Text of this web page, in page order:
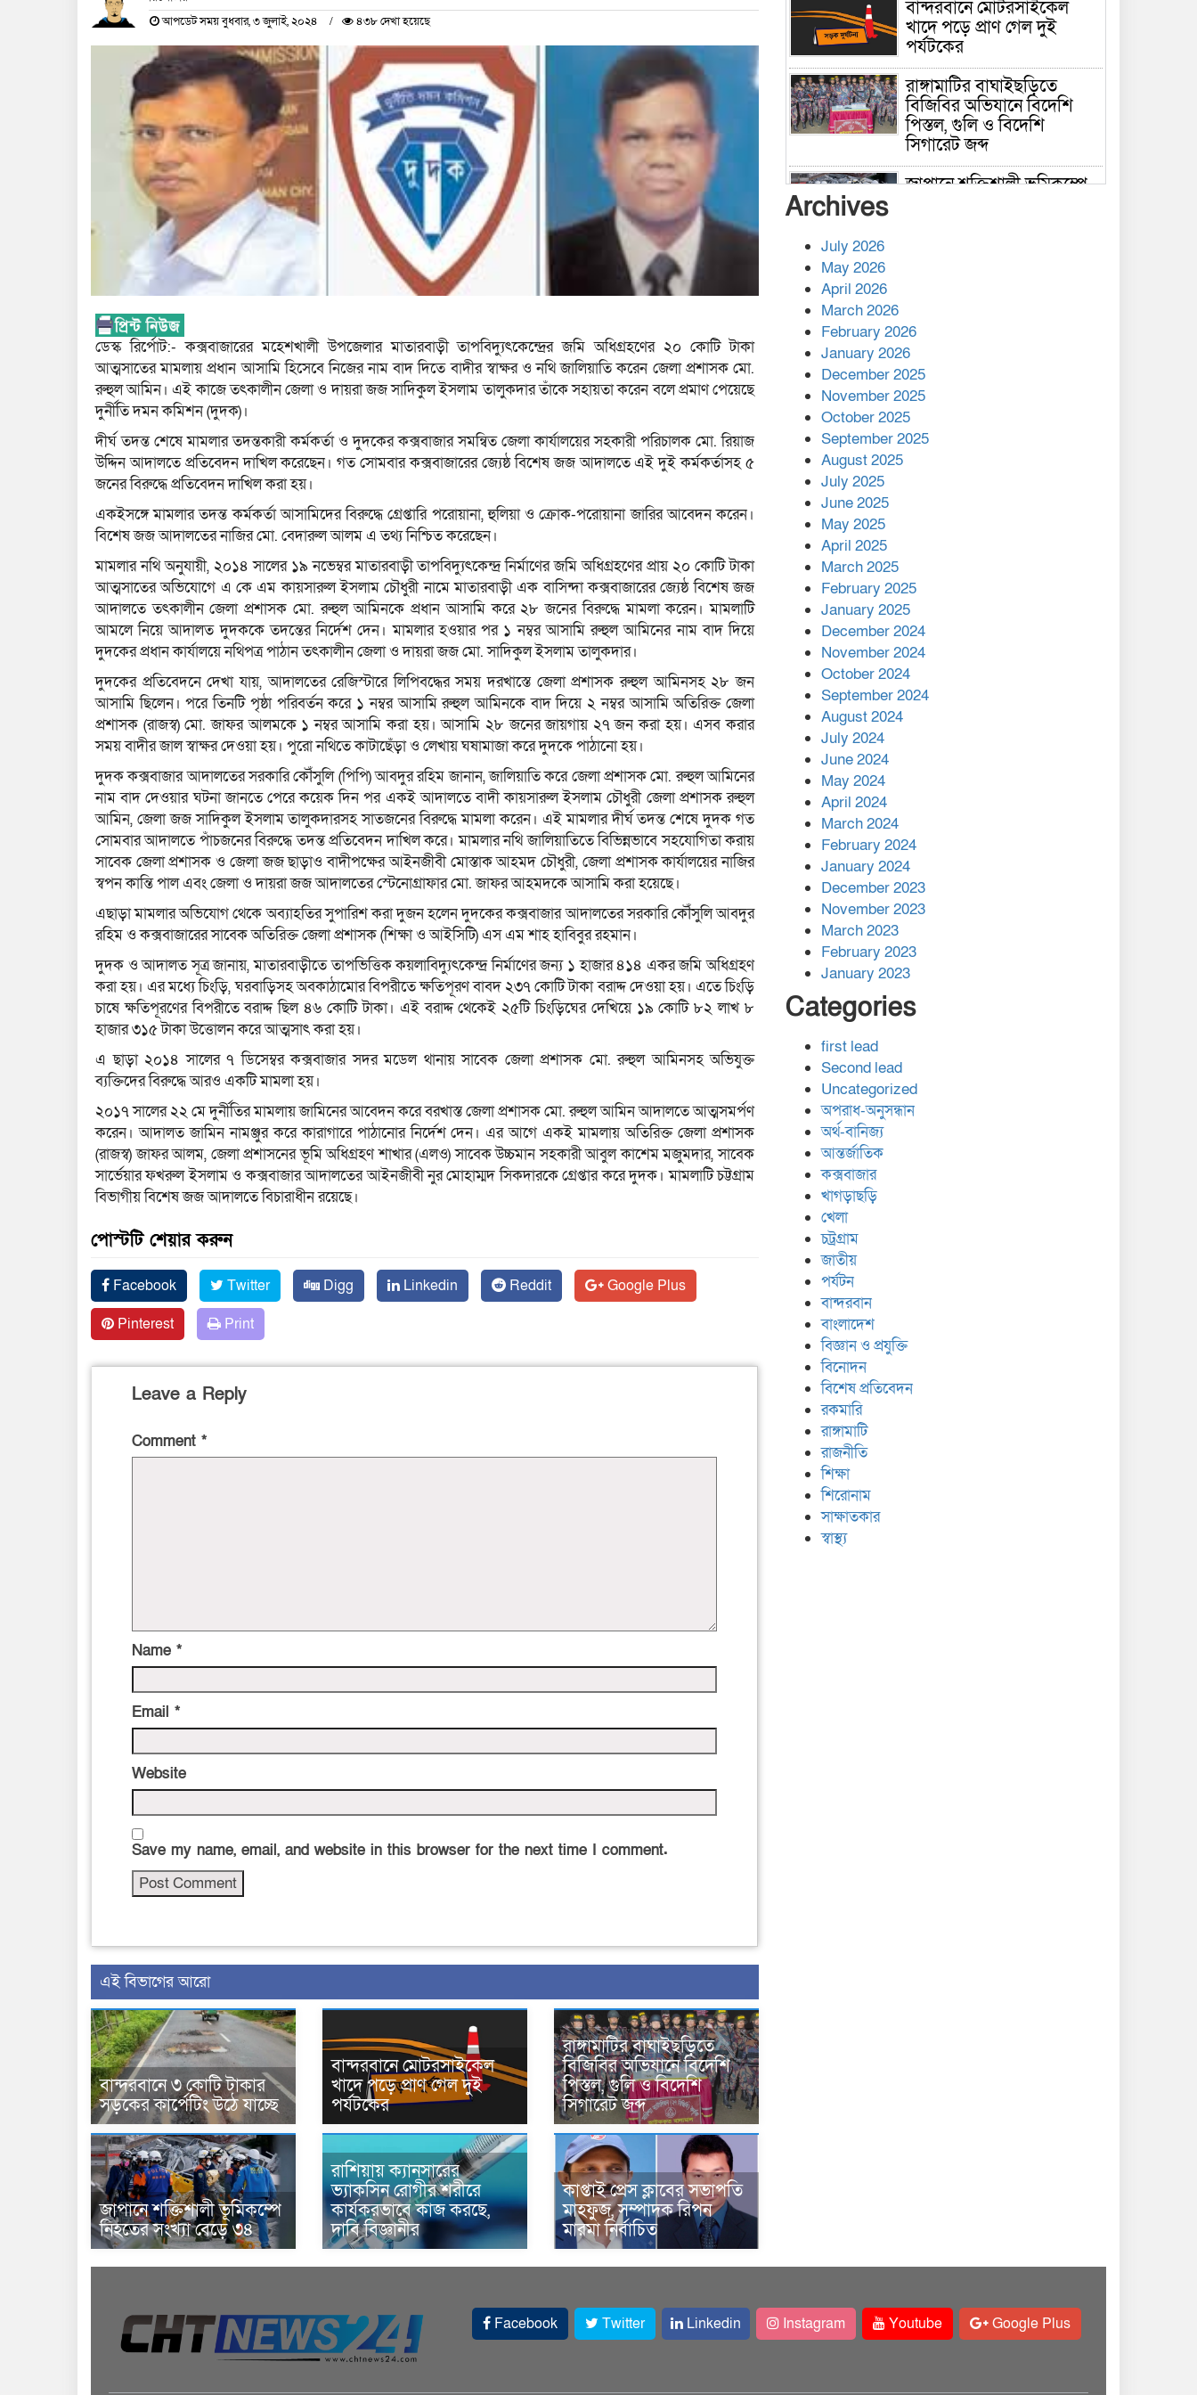
আপডেট সময় বুধবার, ৩ জুলাই, ২০২৪ ৪৩৮ দেখা হয়েছে
ডেস্ক রির্পোট:- কক্সবাজারের মহেশখালী উপজেলার মাতারবাড়ী তাপবিদ্যুৎকেন্দ্রের জমি অধিগ্রহণের ২০ কোটি টাকা
আত্মসাতের মামলায় প্রধান আসামি হিসেবে নিজের নাম বাদ দিতে বাদীর স্বাক্ষর ও নথি জালিয়াতি করেন জেলা প্রশাসক মো.
রুহুল আমিন। এই কাজে তৎকালীন জেলা ও দায়রা জজ সাদিকুল ইসলাম তালুকদার তাঁকে সহায়তা করেন বলে প্রমাণ পেয়েছে
দুর্নীতি দমন কমিশন (দুদক)।
দীর্ঘ তদন্ত শেষে মামলার তদন্তকারী কর্মকর্তা ও দুদকের কক্সবাজার সমন্বিত জেলা কার্যালয়ের সহকারী পরিচালক মো. রিয়াজ
উদ্দিন আদালতে প্রতিবেদন দাখিল করেছেন। গত সোমবার কক্সবাজারের জ্যেষ্ঠ বিশেষ জজ আদালতে এই দুই কর্মকর্তাসহ ৫
জনের বিরুদ্ধে প্রতিবেদন দাখিল করা হয়।
একইসঙ্গে মামলার তদন্ত কর্মকর্তা আসামিদের বিরুদ্ধে গ্রেপ্তারি পরোয়ানা, হুলিয়া ও ক্রোক-পরোয়ানা জারির আবেদন করেন।
বিশেষ জজ আদালতের নাজির মো. বেদারুল আলম এ তথ্য নিশ্চিত করেছেন।
মামলার নথি অনুযায়ী, ২০১৪ সালের ১৯ নভেম্বর মাতারবাড়ী তাপবিদ্যুৎকেন্দ্র নির্মাণের জমি অধিগ্রহণের প্রায় ২০ কোটি টাকা
আত্মসাতের অভিযোগে এ কে এম কায়সারুল ইসলাম চৌধুরী নামে মাতারবাড়ী এক বাসিন্দা কক্সবাজারের জ্যেষ্ঠ বিশেষ জজ
আদালতে তৎকালীন জেলা প্রশাসক মো. রুহুল আমিনকে প্রধান আসামি করে ২৮ জনের বিরুদ্ধে মামলা করেন। মামলাটি
আমলে নিয়ে আদালত দুদককে তদন্তের নির্দেশ দেন। মামলার হওয়ার পর ১ নম্বর আসামি রুহুল আমিনের নাম বাদ দিয়ে
দুদকের প্রধান কার্যালয়ে নথিপত্র পাঠান তৎকালীন জেলা ও দায়রা জজ মো. সাদিকুল ইসলাম তালুকদার।
দুদকের প্রতিবেদনে দেখা যায়, আদালতের রেজিস্টারে লিপিবদ্ধের সময় দরখাস্তে জেলা প্রশাসক রুহুল আমিনসহ ২৮ জন
আসামি ছিলেন। পরে তিনটি পৃষ্ঠা পরিবর্তন করে ১ নম্বর আসামি রুহুল আমিনকে বাদ দিয়ে ২ নম্বর আসামি অতিরিক্ত জেলা
প্রশাসক (রাজস্ব) মো. জাফর আলমকে ১ নম্বর আসামি করা হয়। আসামি ২৮ জনের জায়গায় ২৭ জন করা হয়। এসব করার
সময় বাদীর জাল স্বাক্ষর দেওয়া হয়। পুরো নথিতে কাটাছেঁড়া ও লেখায় ঘষামাজা করে দুদকে পাঠানো হয়।
দুদক কক্সবাজার আদালতের সরকারি কৌঁসুলি (পিপি) আবদুর রহিম জানান, জালিয়াতি করে জেলা প্রশাসক মো. রুহুল আমিনের
নাম বাদ দেওয়ার ঘটনা জানতে পেরে কয়েক দিন পর একই আদালতে বাদী কায়সারুল ইসলাম চৌধুরী জেলা প্রশাসক রুহুল
আমিন, জেলা জজ সাদিকুল ইসলাম তালুকদারসহ সাতজনের বিরুদ্ধে মামলা করেন। এই মামলার দীর্ঘ তদন্ত শেষে দুদক গত
সোমবার আদালতে পাঁচজনের বিরুদ্ধে তদন্ত প্রতিবেদন দাখিল করে। মামলার নথি জালিয়াতিতে বিভিন্নভাবে সহযোগিতা করায়
সাবেক জেলা প্রশাসক ও জেলা জজ ছাড়াও বাদীপক্ষের আইনজীবী মোস্তাক আহমদ চৌধুরী, জেলা প্রশাসক কার্যালয়ের নাজির
স্বপন কান্তি পাল এবং জেলা ও দায়রা জজ আদালতের স্টেনোগ্রাফার মো. জাফর আহমদকে আসামি করা হয়েছে।
এছাড়া মামলার অভিযোগ থেকে অব্যাহতির সুপারিশ করা দুজন হলেন দুদকের কক্সবাজার আদালতের সরকারি কৌঁসুলি আবদুর
রহিম ও কক্সবাজারের সাবেক অতিরিক্ত জেলা প্রশাসক (শিক্ষা ও আইসিটি) এস এম শাহ হাবিবুর রহমান।
দুদক ও আদালত সূত্র জানায়, মাতারবাড়ীতে তাপভিত্তিক কয়লাবিদ্যুৎকেন্দ্র নির্মাণের জন্য ১ হাজার ৪১৪ একর জমি অধিগ্রহণ
করা হয়। এর মধ্যে চিংড়ি, ঘরবাড়িসহ অবকাঠামোর বিপরীতে ক্ষতিপূরণ বাবদ ২৩৭ কোটি টাকা বরাদ্দ দেওয়া হয়। এতে চিংড়ি
চাষে ক্ষতিপূরণের বিপরীতে বরাদ্দ ছিল ৪৬ কোটি টাকা। এই বরাদ্দ থেকেই ২৫টি চিংড়িঘের দেখিয়ে ১৯ কোটি ৮২ লাখ ৮
হাজার ৩১৫ টাকা উত্তোলন করে আত্মসাৎ করা হয়।
এ ছাড়া ২০১৪ সালের ৭ ডিসেম্বর কক্সবাজার সদর মডেল থানায় সাবেক জেলা প্রশাসক মো. রুহুল আমিনসহ অভিযুক্ত
ব্যক্তিদের বিরুদ্ধে আরও একটি মামলা হয়।
২০১৭ সালের ২২ মে দুর্নীতির মামলায় জামিনের আবেদন করে বরখাস্ত জেলা প্রশাসক মো. রুহুল আমিন আদালতে আত্মসমর্পণ
করেন। আদালত জামিন নামঞ্জুর করে কারাগারে পাঠানোর নির্দেশ দেন। এর আগে একই মামলায় অতিরিক্ত জেলা প্রশাসক
(রাজস্ব) জাফর আলম, জেলা প্রশাসনের ভূমি অধিগ্রহণ শাখার (এলও) সাবেক উচ্চমান সহকারী আবুল কাশেম মজুমদার, সাবেক
সার্ভেয়ার ফখরুল ইসলাম ও কক্সবাজার আদালতের আইনজীবী নুর মোহাম্মদ সিকদারকে গ্রেপ্তার করে দুদক। মামলাটি চট্টগ্রাম
বিভাগীয় বিশেষ জজ আদালতে বিচারাধীন রয়েছে।
পোস্টটি শেয়ার করুন
Facebook Twitter Digg Linkedin Reddit
Google Plus
Pinterest
Print
Leave a Reply
Comment *
Name *
Email *
Website
Save my name, email, and website in this browser for the next time I comment.
এই বিভাগের আরো
বান্দরবানে ৩ কোটি টাকার
সড়কের কার্পেটিং উঠে যাচ্ছে
বান্দরবানে মোটরসাইকেল
খাদে পড়ে প্রাণ গেল দুই
পর্যটকের
রাঙ্গামাটির বাঘাইছড়িতে
বিজিবির অভিযানে বিদেশি
পিস্তল, গুলি ও বিদেশি
সিগারেট জব্দ
জাপানে শক্তিশালী ভূমিকম্পে
নিহতের সংখ্যা বেড়ে ৩৪
রাশিয়ায় ক্যানসারের
ভ্যাকসিন রোগীর শরীরে
কার্যকরভাবে কাজ করছে,
দাবি বিজ্ঞানীর
কাপ্তাই প্রেস ক্লাবের সভাপতি
মাহফুজ, সম্পাদক রিপন
মারমা নির্বাচিত
বান্দরবানে মোটরসাইকেল
খাদে পড়ে প্রাণ গেল দুই
পর্যটকের
রাঙ্গামাটির বাঘাইছড়িতে
বিজিবির অভিযানে বিদেশি
পিস্তল, গুলি ও বিদেশি
সিগারেট জব্দ
জাপানে শক্তিশালী ভূমিকম্পে
কাপ্তাই প্রেস ক্লাবের সভাপতি
মাহফুজ, সম্পাদক রিপন মারমা
নির্বাচিত
মালয়েশিয়ার প্রধানমন্ত্রীকে চিঠি
দেয়ার পর ফোন তারেক
রহমানের,গ্যাস সঙ্কট
মোকাবিলায় সহায়তার আশ্বাস
এক বিলিয়ন ডলার বিনিয়োগ
হবে আনোয়ারায়
বান্দরবানে বন্যায় ক্ষতিগ্রস্তদের
মাঝে সহায়তা দিলেন সাচিং প্রু
জেরী
Archives
July 2026
May 2026
April 2026
March 2026
February 2026
January 2026
December 2025
November 2025
October 2025
September 2025
August 2025
July 2025
June 2025
May 2025
April 2025
March 2025
February 2025
January 2025
December 2024
November 2024
October 2024
September 2024
August 2024
July 2024
June 2024
May 2024
April 2024
March 2024
February 2024
January 2024
December 2023
November 2023
March 2023
February 2023
January 2023
Categories
first lead
Second lead
Uncategorized
অপরাধ-অনুসন্ধান
অর্থ-বানিজ্য
আন্তর্জাতিক
কক্সবাজার
খাগড়াছড়ি
খেলা
চট্রগ্রাম
জাতীয়
পর্যটন
বান্দরবান
বাংলাদেশ
বিজ্ঞান ও প্রযুক্তি
বিনোদন
বিশেষ প্রতিবেদন
রকমারি
রাঙ্গামাটি
রাজনীতি
শিক্ষা
শিরোনাম
সাক্ষাতকার
স্বাস্থ্য
Facebook Twitter Linkedin Instagram Youtube Google Plus